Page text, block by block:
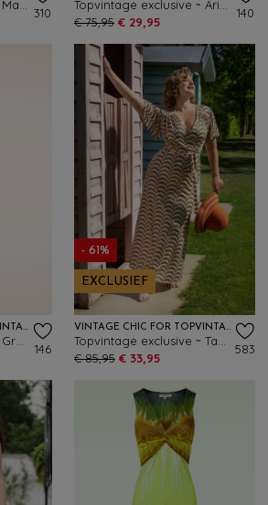
310
€ 75,95 € 29,95
140
VINTAGE CHIC FOR TOPVINTAGE
146
- 61%
EXCLUSIEF
VINTAGE CHIC FOR TOPVINTAGE
€ 85,95 € 33,95
583